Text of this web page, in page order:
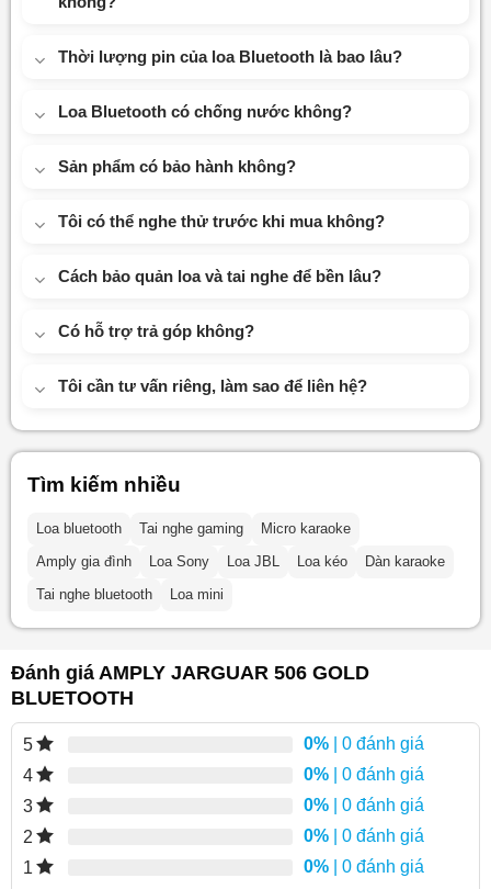
Thời lượng pin của loa Bluetooth là bao lâu?
Loa Bluetooth có chống nước không?
Sản phẩm có bảo hành không?
Tôi có thể nghe thử trước khi mua không?
Cách bảo quản loa và tai nghe để bền lâu?
Có hỗ trợ trả góp không?
Tôi cần tư vấn riêng, làm sao để liên hệ?
Tìm kiếm nhiều
Loa bluetooth Tai nghe gaming
Micro karaoke
Amply gia đình
Loa Sony Loa JBL Loa kéo
Dàn karaoke
Tai nghe bluetooth
Loa mini
Đánh giá AMPLY JARGUAR 506 GOLD
BLUETOOTH
5 0% | 0 đánh giá
4
0% | 0 đánh giá
3
0% | 0 đánh giá
2
0% | 0 đánh giá
1
0% | 0 đánh giá